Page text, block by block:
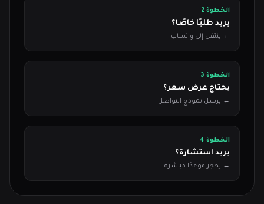
الخطوة 2
يريد طلبًا خاصًا؟
← ينتقل إلى واتساب
الخطوة 3
يحتاج عرض سعر؟
← يرسل نموذج التواصل
الخطوة 4
يريد استشارة؟
← يحجز موعدًا مباشرة